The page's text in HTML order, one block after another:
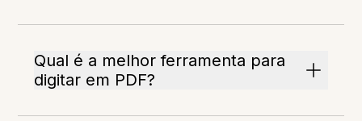
Qual é a melhor ferramenta para
digitar em PDF?